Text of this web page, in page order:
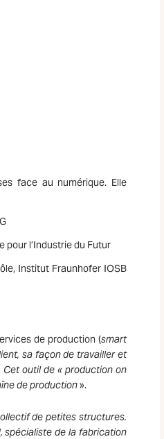
face au numérique. Elle
pour l’Industrie du Futur
Institut Fraunhofer IOSB
de production (smart
sa façon de travailler et
Cet outil de « production on
de production».
de petites structures.
spécialiste de la fabrication